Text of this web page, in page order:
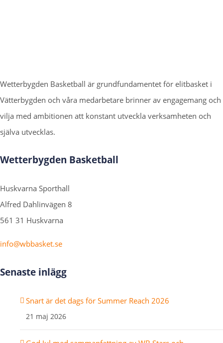
Wetterbygden Basketball är grundfundamentet för elitbasket i
Vätterbygden och våra medarbetare brinner av engagemang och
vilja med ambitionen att konstant utveckla verksamheten och
själva utvecklas.
Wetterbygden Basketball
Huskvarna Sporthall
Alfred Dahlinvägen 8
561 31 Huskvarna
info@wbbasket.se
Senaste inlägg
Snart är det dags för Summer Reach 2026
21 maj 2026